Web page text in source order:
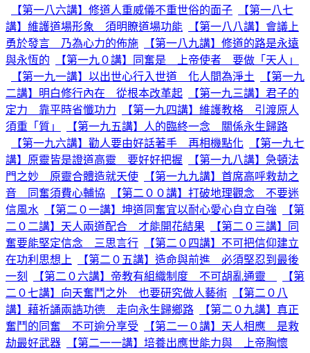
【第一八六講】修道人重威儀不重世俗的面子
【第一八七
講】維護道場形象 須明瞭道場功能
【第一八八講】會議上
勇於發言 乃為心力的佈施
【第一八九講】修道的路是永遠
與永恆的
【第一九０講】同奮是 上帝使者 要做「天人」
【第一九一講】以出世心行入世道 化人間為淨土
【第一九
二講】明白修行內在 從根本改革起
【第一九三講】君子的
定力 靠平時省懺功力
【第一九四講】維護教格 引渡原人
須重「質」
【第一九五講】人的臨終一念 關係永生歸路
【第一九六講】勸人要由好話著手 再相機點化
【第一九七
講】原靈皆是證道高靈 要好好把握
【第一九八講】急頓法
門之妙 原靈合體造就天使
【第一九九講】首席高呼救劫之
音 同奮須費心輔協
【第二００講】打破地理觀念 不要迷
信風水
【第二０一講】坤道同奮宜以耐心愛心自立自強
【第
二０二講】天人兩道配合 才能開花結果
【第二０三講】同
奮要能堅定信念 三思言行
【第二０四講】不可把信仰建立
在功利思想上
【第二０五講】造命與前進 必須堅忍到最後
一刻
【第二０六講】帝教有組織制度 不可胡亂通靈
【第
二０七講】向天奮鬥之外 也要研究做人藝術
【第二０八
講】藉祈誦兩誥功德 走向永生歸鄉路
【第二０九講】真正
奮鬥的同奮 不可逾分享受
【第二一０講】天人相應 是救
劫最好武器
【第二一一講】培養出應世能力與 上帝胸懷